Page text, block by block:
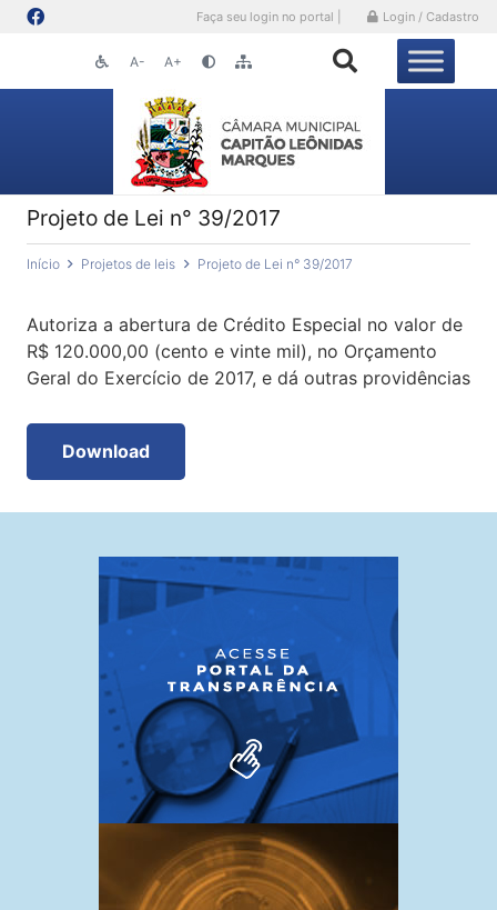
Faça seu login no portal | Login / Cadastro
A- A+
Projeto de Lei n° 39/2017
Início Projetos de leis Projeto de Lei n° 39/2017
Autoriza a abertura de Crédito Especial no valor de
R$ 120.000,00 (cento e vinte mil), no Orçamento
Geral do Exercício de 2017, e dá outras providências
Download